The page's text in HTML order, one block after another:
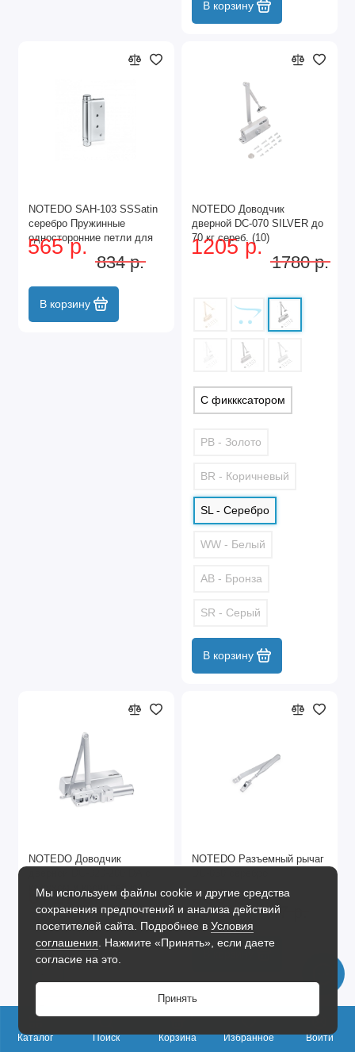
Каталог Поиск Корзина
0
Избранное
Войти
В корзину
NOTEDO SAH-103 SSSatin
серебро Пружинные
односторонние петли для
распашных дверей (2 шт.)
565 р.
834 р.
В корзину
NOTEDO Доводчик
дверной DC-070 SILVER до
70 кг сереб. (10)
1205 р.
1780 р.
С фиккксатором
PB - Золото
BR - Коричневый
SL - Серебро
WW - Белый
AB - Бронза
SR - Серый
В корзину
NOTEDO Доводчик
кожухом и кронштейном
SILVER до 200 кг (4)
6717 р.
9929 р.
NOTEDO Разъемный рычаг
303 р.
447 р.
Мы используем файлы cookie и другие средства
сохранения предпочтений и анализа действий
посетителей сайта. Подробнее в Условия
соглашения . Нажмите «Принять», если даете
согласие на это.
Принять